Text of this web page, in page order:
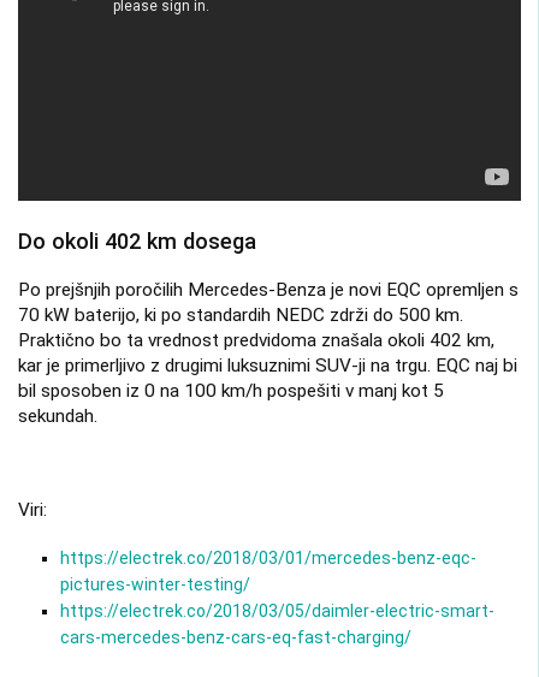
Do okoli 402 km dosega
Po prejšnjih poročilih Mercedes-Benza je novi EQC opremljen s
70 kW baterijo, ki po standardih NEDC zdrži do 500 km.
Praktično bo ta vrednost predvidoma znašala okoli 402 km,
kar je primerljivo z drugimi luksuznimi SUV-ji na trgu. EQC naj bi
bil sposoben iz 0 na 100 km/h pospešiti v manj kot 5
sekundah.
Viri:
https://electrek.co/2018/03/01/mercedes-benz-eqc-
pictures-winter-testing/
https://electrek.co/2018/03/05/daimler-electric-smart-
cars-mercedes-benz-cars-eq-fast-charging/